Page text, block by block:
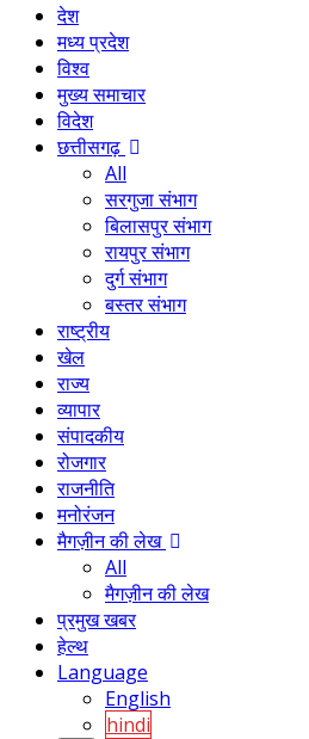
देश
मध्य प्रदेश
विश्व
मुख्य समाचार
विदेश
छत्तीसगढ़
All
सरगुजा संभाग
बिलासपुर संभाग
रायपुर संभाग
दुर्ग संभाग
बस्तर संभाग
राष्ट्रीय
खेल
राज्य
व्यापार
संपादकीय
रोजगार
राजनीति
मनोरंजन
मैगज़ीन की लेख
All
मैगज़ीन की लेख
प्रमुख खबर
हेल्थ
Language
English
hindi